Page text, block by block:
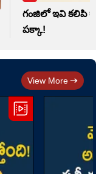
గంజిలో ఇవి కలిపి
పక్కా!
View More